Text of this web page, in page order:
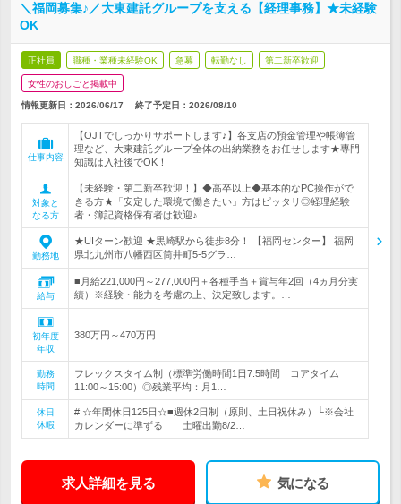
＼福岡募集♪／大東建託グループを支える【経理事務】★未経験
OK
正社員 職種・業種未経験OK 急募 転勤なし 第二新卒歓迎
女性のおしごと掲載中
情報更新日：2026/06/17 終了予定日： 2026/08/10
仕事内容
【OJTでしっかりサポートします♪】各支店の預金管理や帳簿管
理など、大東建託グループ全体の出納業務をお任せします★専門
知識は入社後でOK！
対象と
なる方
【未経験・第二新卒歓迎！】◆高卒以上◆基本的なPC操作がで
きる方★「安定した環境で働きたい」方はピッタリ◎経理経験
者・簿記資格保有者は歓迎♪
勤務地
★UIターン歓迎 ★黒崎駅から徒歩8分！ 【福岡センター】 福岡
県北九州市八幡西区筒井町5-5グラ…
給与
■月給221,000円～277,000円＋各種手当＋賞与年2回（4ヵ月分実
績）※経験・能力を考慮の上、決定致します。…
初年度
年収
380万円～470万円
勤務
時間
フレックスタイム制（標準労働時間1日7.5時間 コアタイム
11:00～15:00）◎残業平均：月1…
休日
休暇
# ☆年間休日125日☆■週休2日制（原則、土日祝休み）└※会社
カレンダーに準ずる 土曜出勤8/2…
求人詳細を見る 気になる